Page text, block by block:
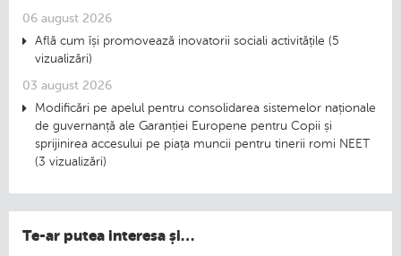
06 august 2026
Află cum își promovează inovatorii sociali activitățile (5
vizualizări)
03 august 2026
Modificări pe apelul pentru consolidarea sistemelor naționale
de guvernanță ale Garanției Europene pentru Copii și
sprijinirea accesului pe piața muncii pentru tinerii romi NEET
(3 vizualizări)
Te-ar putea interesa și…